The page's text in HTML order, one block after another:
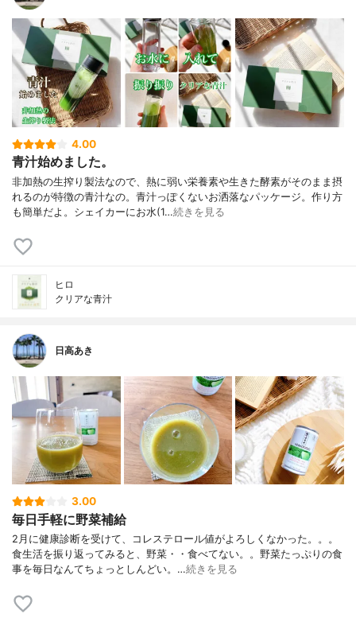
4.00
青汁始めました。
非加熱の生搾り製法なので、熱に弱い栄養素や生きた酵素がそのまま摂
れるのが特徴の青汁なの。青汁っぽくないお洒落なパッケージ。作り方
も簡単だよ。シェイカーにお水(1…続きを見る
ヒロ
クリアな青汁
日高あき
3.00
毎日手軽に野菜補給
2月に健康診断を受けて、コレステロール値がよろしくなかった。。。
食生活を振り返ってみると、野菜・・食べてない。。野菜たっぷりの食
事を毎日なんてちょっとしんどい。…続きを見る